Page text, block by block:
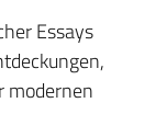
Essays
modernen